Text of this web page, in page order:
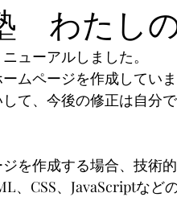
わたしの
ューアルしました。
ムページを作成してい
て、今後の修正は自分
を作成する場合、技術
、CSS、JavaScriptなど